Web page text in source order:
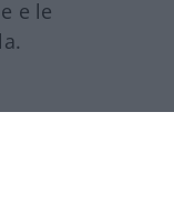
e le